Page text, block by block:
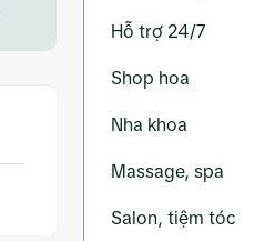
Hỗ trợ 24/7
Shop hoa
Nha khoa
Massage, spa
Salon, tiệm tóc